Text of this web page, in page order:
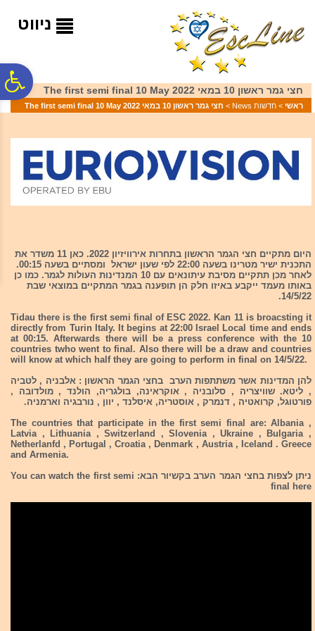
המרכזי
ניווט
חצי גמר ראשון 10 במאי 2022 The first semi final 10 May
ראשי > חדשות News > חצי גמר ראשון 10 במאי 2022 The first semi final 10 May
היום מתקיים חצי הגמר הראשון בתחרות אירוויזיון 2022. כאן 11 משדר את
התכנית ישיר מטרינו בשעה 22:00 לפי שעון ישראל ומסתיים בשעה 00:15.
לאחר מכן תתקיים מסיבת עיתונאים עם 10 המנדינות העולות לגמר. כמו כן
באותו מעמד ייקבע באיזו חלק הן תופענה בגמר המתקיים במוצאי שבת
14/5/22.
Tidau there is the first semi final of ESC 2022. Kan 11 is broacsting it
directly from Turin Italy. It begins at 22:00 Israel Local time and ends
at 00:15. Afterwards there will be a press conference with the 10
countries twho went to final. Also there will be a draw and countries
will know at which half they are going to perform in final on 14/5/22.
להן המדינות אשר משתתפות הערב בחצי הגמר הראשון : אלבניה , לטביה
, ליטא. שוויצריה , סלובניה , אוקראינה, בולגריה, הולנד , מולדובה ,
פורטוגל, קרואטיה , דנמרק , אוסטריה, איסלנד , יוון , נורבגיה וארמניה.
The countries that participate in the first semi final are: Albania ,
Latvia , Lithuania , Switzerland , Slovenia , Ukraine , Bulgaria ,
Netherlanfd , Portugal , Croatia , Denmark , Austria , Iceland . Greece
and Armenia.
ניתן לצפות בחצי הגמר הערב בקשיור הבא: You can watch the first semi
final here